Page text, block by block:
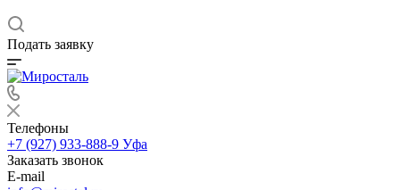
Подать заявку
Телефоны
+7 (927) 933-888-9 Уфа
Заказать звонок
E-mail